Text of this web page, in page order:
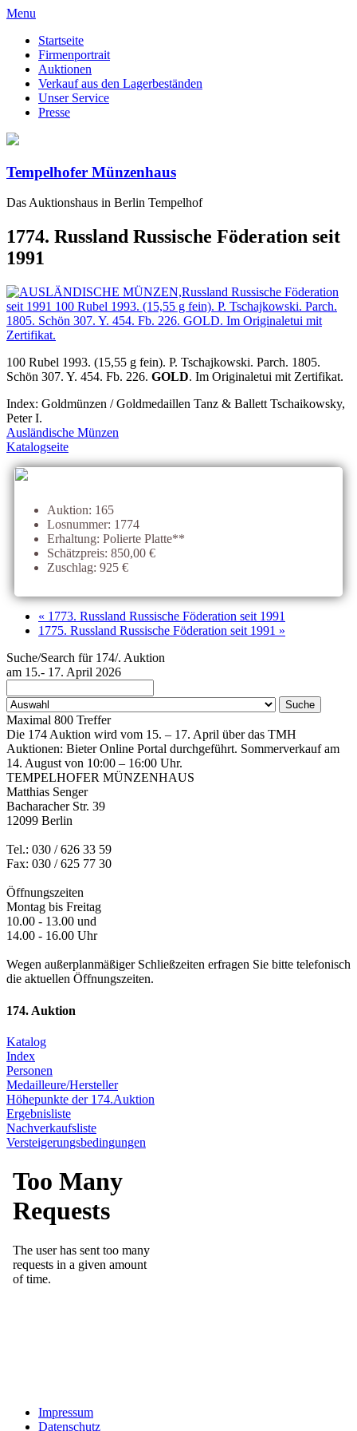
Menu
Startseite
Firmenportrait
Auktionen
Verkauf aus den Lagerbeständen
Unser Service
Presse
Tempelhofer Münzenhaus
Das Auktionshaus in Berlin Tempelhof
1774. Russland Russische Föderation seit
1991
100 Rubel 1993. (15,55 g fein). P. Tschajkowski. Parch. 1805.
Schön 307. Y. 454. Fb. 226. GOLD. Im Originaletui mit Zertifikat.
Index: Goldmünzen / Goldmedaillen Tanz & Ballett Tschaikowsky,
Peter I.
Ausländische Münzen
Katalogseite
Auktion: 165
Losnummer: 1774
Erhaltung: Polierte Platte**
Schätzpreis: 850,00 €
Zuschlag: 925 €
« 1773. Russland Russische Föderation seit 1991
1775. Russland Russische Föderation seit 1991 »
Suche/Search für 174/. Auktion
am 15.- 17. April 2026
Maximal 800 Treffer
Die 174 Auktion wird vom 15. – 17. April über das TMH
Auktionen: Bieter Online Portal durchgeführt. Sommerverkauf am
14. August von 10:00 – 16:00 Uhr.
TEMPELHOFER MÜNZENHAUS
Matthias Senger
Bacharacher Str. 39
12099 Berlin
Tel.: 030 / 626 33 59
Fax: 030 / 625 77 30
Öffnungszeiten
Montag bis Freitag
10.00 - 13.00 und
14.00 - 16.00 Uhr
Wegen außerplanmäßiger Schließzeiten erfragen Sie bitte telefonisch
die aktuellen Öffnungszeiten.
174. Auktion
Katalog
Index
Personen
Medailleure/Hersteller
Höhepunkte der 174.Auktion
Ergebnisliste
Nachverkaufsliste
Versteigerungsbedingungen
Impressum
Datenschutz